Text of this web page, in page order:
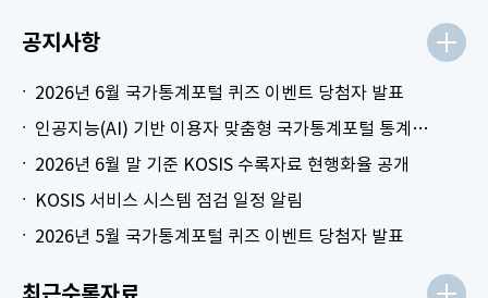
공지사항
2026년 6월 국가통계포털 퀴즈 이벤트 당첨자 발표
인공지능(AI) 기반 이용자 맞춤형 국가통계포털 통계표 생성 시범 서비스 안내
2026년 6월 말 기준 KOSIS 수록자료 현행화율 공개
KOSIS 서비스 시스템 점검 일정 알림
2026년 5월 국가통계포털 퀴즈 이벤트 당첨자 발표